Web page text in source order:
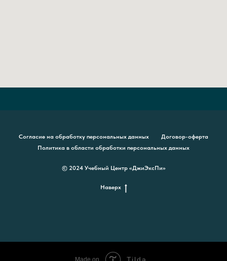
Согласие на обработку персональных данных
Договор-оферта
Политика в области обработки персональных данных
© 2024 Учебный Центр «ДжиЭксПи»
Наверх
Made on Tilda